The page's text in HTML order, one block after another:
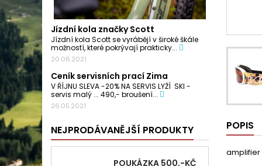
Jízdní kola značky Scott
Jízdní kola Scott se vyrábějí v široké škále
možností, které pokrývají prakticky...
20.06.2021
Ceník servisních prací Zima
V ŘÍJNU SLEVA -20% NA SERVIS LYŽÍ SKI -
servis malý ... 490,- broušení...
26.05.2021
NEJPRODÁVANĚJŠÍ PRODUKTY
POUKÁZKA 500,-KČ
POPIS
amplifier